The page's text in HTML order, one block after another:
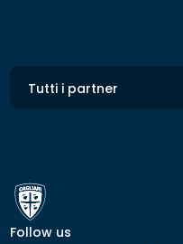
Tutti i partner
Follow us